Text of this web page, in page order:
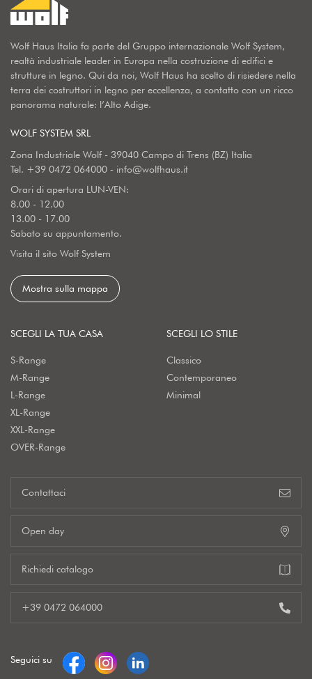
Wolf Haus Italia fa parte del Gruppo internazionale Wolf System,
realtà industriale leader in Europa nella costruzione di edifici e
strutture in legno. Qui da noi, Wolf Haus ha scelto di risiedere nella
terra dei costruttori in legno per eccellenza, a contatto con un ricco
panorama naturale: l’Alto Adige.
WOLF SYSTEM SRL
Zona Industriale Wolf - 39040 Campo di Trens (BZ) Italia
Tel. +39 0472 064000 - info@wolfhaus.it
Orari di apertura LUN-VEN:
8.00 - 12.00
13.00 - 17.00
Sabato su appuntamento.
Visita il sito Wolf System
Mostra sulla mappa
SCEGLI LA TUA CASA
S-Range
M-Range
L-Range
XL-Range
XXL-Range
OVER-Range
SCEGLI LO STILE
Classico
Contemporaneo
Minimal
Contattaci
Open day
Richiedi catalogo
+39 0472 064000
Seguici su